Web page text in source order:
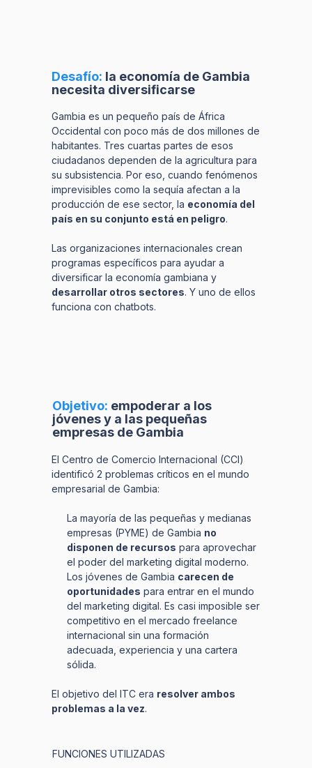
Gambia es un pequeño país de África
Occidental con poco más de dos millones de
habitantes. Tres cuartas partes de esos
ciudadanos dependen de la agricultura para
su subsistencia. Por eso, cuando fenómenos
imprevisibles como la sequía afectan a la
producción de ese sector, la economía del
país en su conjunto está en peligro.
Las organizaciones internacionales crean
programas específicos para ayudar a
diversificar la economía gambiana y
desarrollar otros sectores. Y uno de ellos
funciona con chatbots.
Desafío: la economía de Gambia
necesita diversificarse
El Centro de Comercio Internacional (CCI)
identificó 2 problemas críticos en el mundo
empresarial de Gambia:
La mayoría de las pequeñas y medianas
empresas (PYME) de Gambia no
disponen de recursos para aprovechar
el poder del marketing digital moderno.
Los jóvenes de Gambia carecen de
oportunidades para entrar en el mundo
del marketing digital. Es casi imposible ser
competitivo en el mercado freelance
internacional sin una formación
adecuada, experiencia y una cartera
sólida.
El objetivo del ITC era resolver ambos
problemas a la vez.
Objetivo: empoderar a los
jóvenes y a las pequeñas
empresas de Gambia
FUNCIONES UTILIZADAS